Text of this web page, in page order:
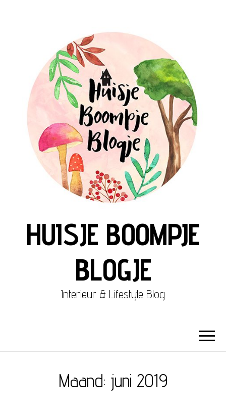
HUISJE BOOMPJE
BLOGJE
Interieur & Lifestyle Blog
Maand: juni 2019